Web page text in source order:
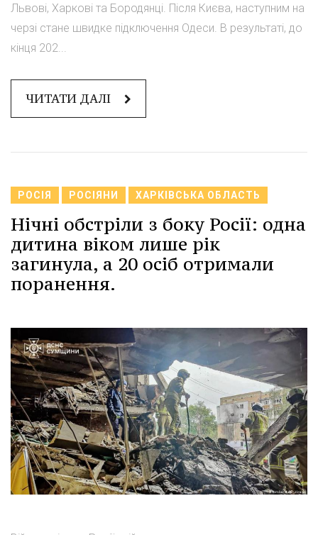
Львові, Харкові та Бородянці. Після Києва, наступним на
черзі стане швидке підключення Одеси. В результаті, до
кінця 202...
ЧИТАТИ ДАЛІ
РОСІЯ РОСІЯНИ ХАРКІВСЬКА ОБЛАСТЬ
Нічні обстріли з боку Росії: одна
дитина віком лише рік
загинула, а 20 осіб отримали
поранення.